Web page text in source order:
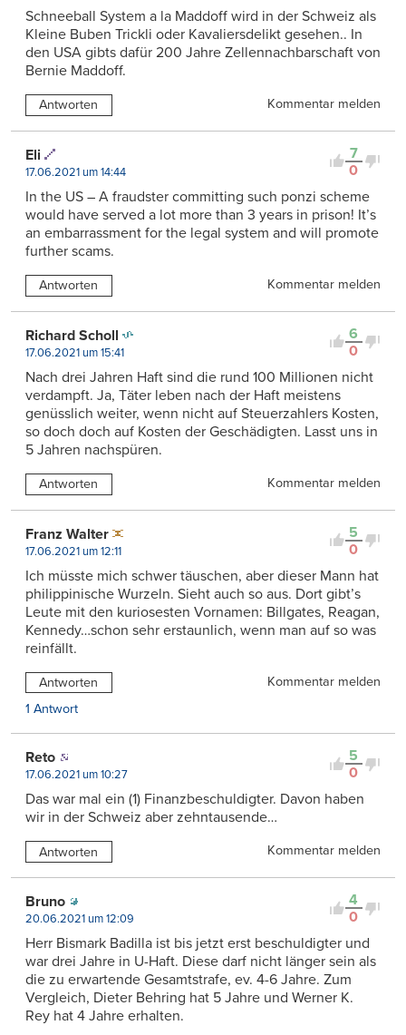
Schneeball System a la Maddoff wird in der Schweiz als
Kleine Buben Trickli oder Kavaliersdelikt gesehen.. In
den USA gibts dafür 200 Jahre Zellennachbarschaft von
Bernie Maddoff.
Antworten Kommentar melden
7
0
Eli
17.06.2021 um 14:44
In the US – A fraudster committing such ponzi scheme
would have served a lot more than 3 years in prison! It’s
an embarrassment for the legal system and will promote
further scams.
Antworten Kommentar melden
6
0
Richard Scholl
17.06.2021 um 15:41
Nach drei Jahren Haft sind die rund 100 Millionen nicht
verdampft. Ja, Täter leben nach der Haft meistens
genüsslich weiter, wenn nicht auf Steuerzahlers Kosten,
so doch doch auf Kosten der Geschädigten. Lasst uns in
5 Jahren nachspüren.
Antworten Kommentar melden
5
0
Franz Walter
17.06.2021 um 12:11
Ich müsste mich schwer täuschen, aber dieser Mann hat
philippinische Wurzeln. Sieht auch so aus. Dort gibt’s
Leute mit den kuriosesten Vornamen: Billgates, Reagan,
Kennedy…schon sehr erstaunlich, wenn man auf so was
reinfällt.
Antworten
Kommentar melden
1 Antwort
5
0
Reto
17.06.2021 um 10:27
Das war mal ein (1) Finanzbeschuldigter. Davon haben
wir in der Schweiz aber zehntausende…
Antworten Kommentar melden
4
0
Bruno
20.06.2021 um 12:09
Herr Bismark Badilla ist bis jetzt erst beschuldigter und
war drei Jahre in U-Haft. Diese darf nicht länger sein als
die zu erwartende Gesamtstrafe, ev. 4-6 Jahre. Zum
Vergleich, Dieter Behring hat 5 Jahre und Werner K.
Rey hat 4 Jahre erhalten.